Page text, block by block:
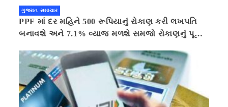
ગુજરાત સમાચાર
PPF માં દર મહિને 500 રૂપિયાનું રોકાણ કરી લખપતિ
બનાવશે અને 7.1% વ્યાજ મળશે સમજો રોકાણનું પૂરું